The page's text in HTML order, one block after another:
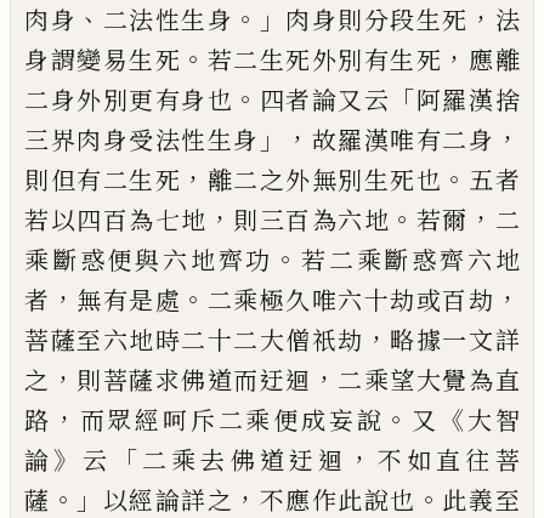
肉身 、 二法性生身 。」 肉身則分段生死 ， 法
身謂變易生死 。 若二生死外別有生死 ， 應離
二身外別更有身也 。 四者論又云 「阿羅漢捨
三界肉身受法性生身 」， 故羅漢唯有二身 ，
則但有二生死 ， 離二之外無別生死也 。 五者
若以四百為七地 ， 則三百為六地 。 若爾 ， 二
乘斷惑便與六地齊功 。 若二乘斷惑齊六地
者 ， 無有是處 。 二乘極久唯六十劫或百劫 ，
菩薩至六地時二十二大僧祇劫 ， 略據一文詳
之 ， 則菩薩求佛道而迂迴 ， 二乘望大覺為直
路 ， 而眾經呵斥二乘便成妄說 。 又 《大智
論》 云 「二乘去佛道迂迴 ， 不如直往菩
薩 。」 以經論詳之 ， 不應作此說也 。 此義至